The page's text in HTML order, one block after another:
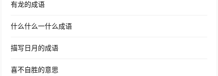
有龙的成语
什么什么一什么成语
描写日月的成语
喜不自胜的意思